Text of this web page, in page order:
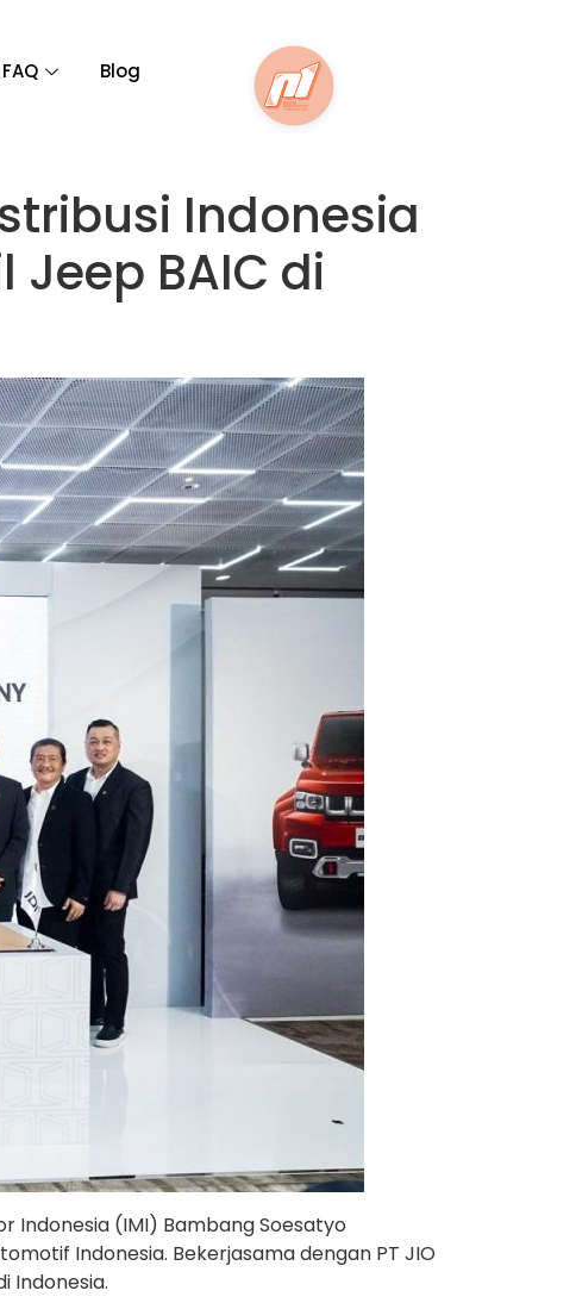
FAQ Blog
Indonesia
BAIC di
Indonesia (IMI) Bambang Soesatyo
Indonesia. Bekerjasama dengan PT JIO
Indonesia.